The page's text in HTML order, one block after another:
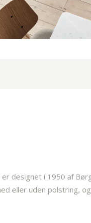
designet i 1950 af
eller uden polstring,